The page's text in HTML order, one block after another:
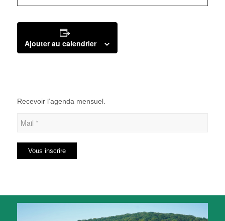
Ajouter au calendrier
Recevoir l’agenda mensuel.